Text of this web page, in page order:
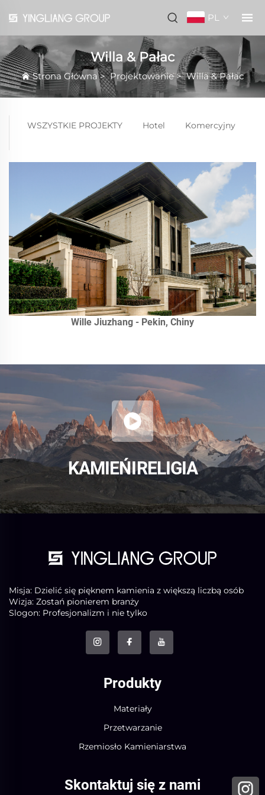
PL
Willa & Pałac
Strona Główna>Projektowanie>Willa & Pałac
WSZYSTKIE PROJEKTY Hotel Komercyjny
Wille Jiuzhang - Pekin, Chiny
KAMIEŃ I RELIGIA
Misja: Dzielić się pięknem kamienia z większą liczbą osób
Wizja: Zostań pionierem branży
Slogon: Profesjonalizm i nie tylko
Produkty
Materiały
Przetwarzanie
Rzemiosło Kamieniarstwa
Skontaktuj się z nami